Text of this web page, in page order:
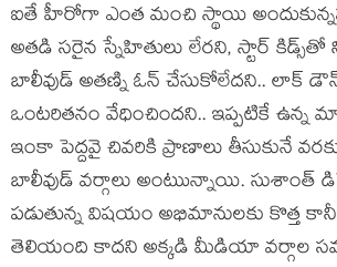
ఐతే హీరోగా ఎంత మంచి స్థాయి
అతడి సరైన స్నేహితులు లేరని, స్టార్
బాలీవుడ్ అతణ్ని ఓన్ చేసుకోలేదని.. లాక్
ఒంటరితనం వేధించిందని.. ఇప్పటికే ఉన్న
ఇంకా పెద్దవై చివరికి ప్రాణాలు తీసుకునే
బాలీవుడ్ వర్గాలు అంటుున్నాయి. సుశాంత్
పడుతున్న విషయం అభిమానులకు కొత్త
తెలియంది కాదని అక్కడి మీడియా వర్గాల